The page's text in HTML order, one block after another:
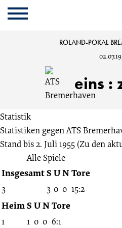
Cookie
Einstellungen
Zum
Inhalt
Cookie
Einstellungen
Kopfbereich
MENU
Bremerhaven
Bremer
SV
1:2
2.Runde
ROLAND-POKAL
eins :
Statistik
Statistiken gegenATS
Stand bis 2. Juli 1955 (Zu den
Alle Spiele
InsgesamtS UNTore
3 3 0 0 15:2
HeimS UNTore
1 1 0 0 6:1